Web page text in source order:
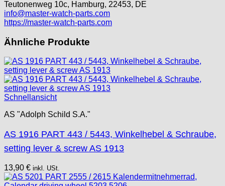
Lanco
Lorsa
MSR
ORC
Osco
Otero
Peseux
RL „Ronda"
ST "Standard "
Tissot
Teutonenweg 10c, Hamburg, 22453, DE
info@master-watch-parts.com
https://master-watch-parts.com
Ähnliche Produkte
Schnellansicht
AS "Adolph Schild S.A."
AS 1916 PART 443 / 5443, Winkelhebel & Schraube,
setting lever & screw AS 1913
13,90 € inkl. USt.